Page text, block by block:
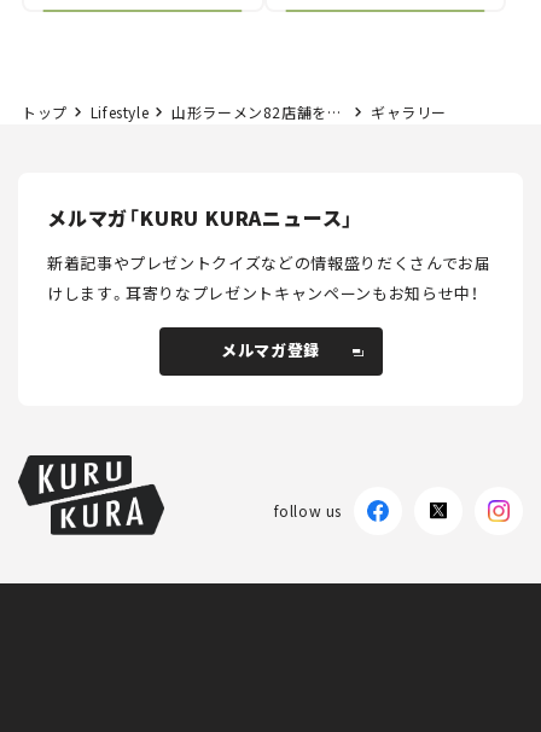
トップ Lifestyle 山形ラーメン82店舗を制覇しよう！「2022山形ラーメンマップ」キャンペーン開催中。 ギャラリー
メルマガ「KURU KURAニュース」
新着記事やプレゼントクイズなどの情報盛りだくさんでお届
けします。耳寄りなプレゼントキャンペーンもお知らせ中！
メルマガ登録
follow us